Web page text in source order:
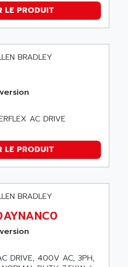
LE PRODUIT
AC DRIVE
LE PRODUIT
DRIVE, 400V AC, 3PH,